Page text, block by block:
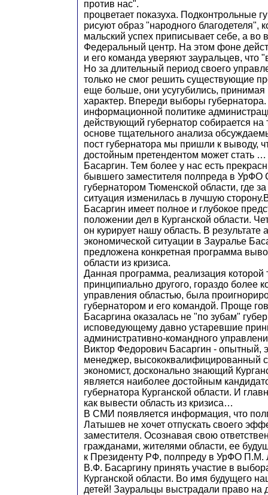
против нас".
процветает показуха. Подконтрольные
рисуют образ "народного благодетеля",
мальский успех приписывает себе, а во
Федеральный центр. На этом фоне
и его команда уверяют зауральцев, что
Но за длительный период своего
только не смог решить существующие
еще больше, они усугубились,
характер. Впереди выборы
информационной политике
действующий губернатор собирается на
основе тщательного анализа
пост губернатора мы пришли к выводу,
достойным претендентом может стать
Басаргин. Тем более у нас есть
бывшего заместителя полпреда в УрФО
губернатором Тюменской области, где за
ситуация изменилась в лучшую
Басаргин имеет полное и глубокое
положении дел в Курганской области.
он курирует нашу область. В результате
экономической ситуации в Зауралье
предложена конкретная программа
области из кризиса.
Данная программа, реализация которой
принципиально другого, гораздо более
управления областью, была
губернатором и его командой. Проще
Басаргина оказалась не "по зубам"
исповедующему давно устаревшие
административно-командного
Виктор Федорович Басаргин - опытный,
менеджер, высококвалифицированный
экономист, досконально знающий
является наиболее достойным
губернатора Курганской области. И
как вывести область из кризиса…
В СМИ появляется информация, что
Латышев не хочет отпускать своего
заместителя. Осознавая свою
гражданами, жителями области, ее
к Президенту РФ, полпреду в УрФО П.М.
В.Ф. Басаргину принять участие в
Курганской области. Во имя будущего
детей! Зауральцы выстрадали право на